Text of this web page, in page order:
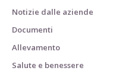
Notizie dalle aziende
Documenti
Allevamento
Salute e benessere